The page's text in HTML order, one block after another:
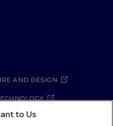
AND DESIGN
to Us